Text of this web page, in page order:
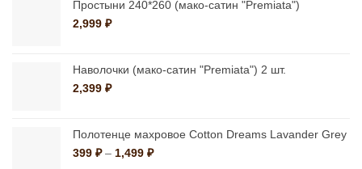
товара. товара.
–
Простыни 240*260 (мако-сатин "Premiata")
2,999 ₽
Наволочки (мако-сатин "Premiata") 2 шт.
2,399 ₽
Полотенце махровое Cotton Dreams Lavander Grey
399 ₽ – 1,499 ₽Диапазон